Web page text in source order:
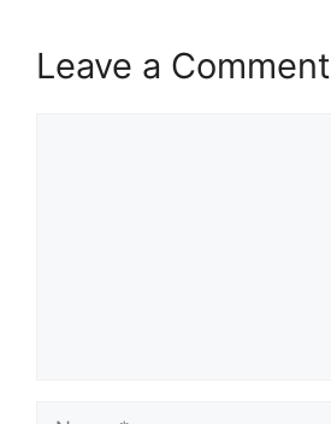
Leave a Comment
Name